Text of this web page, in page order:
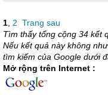
1 2 Trang sau
Tìm thấy tổng cộng 34 kết
Nếu kết quả này không
tìm kiếm của Google dưới
Mở rộng trên Internet :